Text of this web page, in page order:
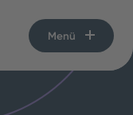
Menü